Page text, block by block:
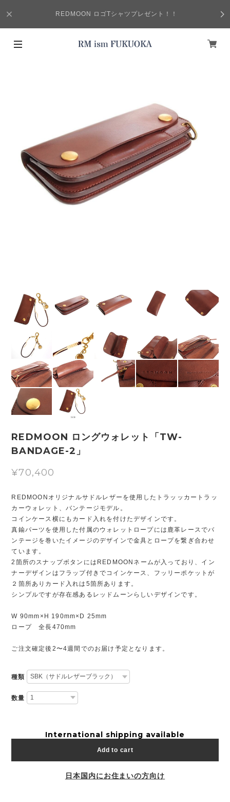
REDMOON ロゴTシャツプレゼント！！
REDMOON ロングウォレット「TW-
BANDAGE-2」
¥70,400
REDMOONオリジナルサドルレザーを使用したトラッッカートラッ
カーウォレット、バンテージモデル。
コインケース横にもカード入れを付けたデザインです。
真鍮パーツを使用した付属のウォレットロープには鹿革レースでバ
ンテージを巻いたイメージのデザインで金具とロープを繋ぎ合わせ
ています。
2箇所のスナップボタンにはREDMOONネームが入っており、イン
ナーデザインはフラップ付きでコインケース、フッリーポケットが
２箇所ありカード入れは5箇所あります。
シンプルですが存在感あるレッドムーンらしいデザインです。
W 90mm×H 190mm×D 25mm
ロープ 全長470mm
ご注文確定後2〜4週間でのお届け予定となります。
種類
数量
International shipping available
Add to cart
日本国内にお住まいの方向け